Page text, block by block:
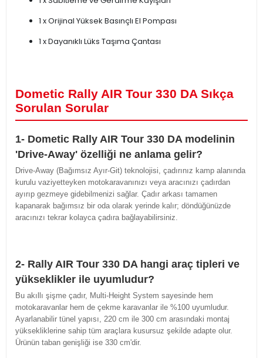
1 x Orijinal Yüksek Basınçlı El Pompası
1 x Dayanıklı Lüks Taşıma Çantası
Dometic Rally AIR Tour 330 DA Sıkça
Sorulan Sorular
1- Dometic Rally AIR Tour 330 DA modelinin
'Drive-Away' özelliği ne anlama gelir?
Drive-Away (Bağımsız Ayır-Git) teknolojisi, çadırınız kamp alanında
kurulu vaziyetteyken motokaravanınızı veya aracınızı çadırdan
ayırıp gezmeye gidebilmenizi sağlar. Çadır arkası tamamen
kapanarak bağımsız bir oda olarak yerinde kalır; döndüğünüzde
aracınızı tekrar kolayca çadıra bağlayabilirsiniz.
2- Rally AIR Tour 330 DA hangi araç tipleri ve
yükseklikler ile uyumludur?
Bu akıllı şişme çadır, Multi-Height System sayesinde hem
motokaravanlar hem de çekme karavanlar ile %100 uyumludur.
Ayarlanabilir tünel yapısı, 220 cm ile 300 cm arasındaki montaj
yüksekliklerine sahip tüm araçlara kusursuz şekilde adapte olur.
Ürünün taban genişliği ise 330 cm'dir.